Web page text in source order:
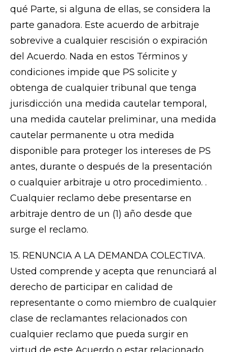
qué Parte, si alguna de ellas, se considera la
parte ganadora. Este acuerdo de arbitraje
sobrevive a cualquier rescisión o expiración
del Acuerdo. Nada en estos Términos y
condiciones impide que PS solicite y
obtenga de cualquier tribunal que tenga
jurisdicción una medida cautelar temporal,
una medida cautelar preliminar, una medida
cautelar permanente u otra medida
disponible para proteger los intereses de PS
antes, durante o después de la presentación
o cualquier arbitraje u otro procedimiento. .
Cualquier reclamo debe presentarse en
arbitraje dentro de un (1) año desde que
surge el reclamo.
15. RENUNCIA A LA DEMANDA COLECTIVA.
Usted comprende y acepta que renunciará al
derecho de participar en calidad de
representante o como miembro de cualquier
clase de reclamantes relacionados con
cualquier reclamo que pueda surgir en